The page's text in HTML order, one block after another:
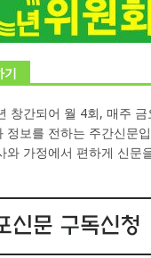
기
창간되어 월 4회, 매주
정보를 전하는 주간신문
와 가정에서 편하게 신문